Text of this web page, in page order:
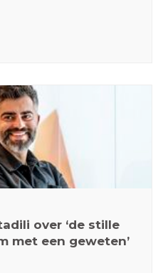
over ‘de stille
met een geweten’